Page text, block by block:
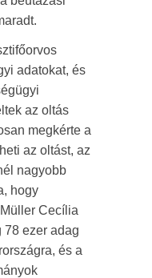
adatokat, és
az oltás
megkérte a
az oltást, az
nagyobb
hogy
Cecília
78 ezer adag
és a